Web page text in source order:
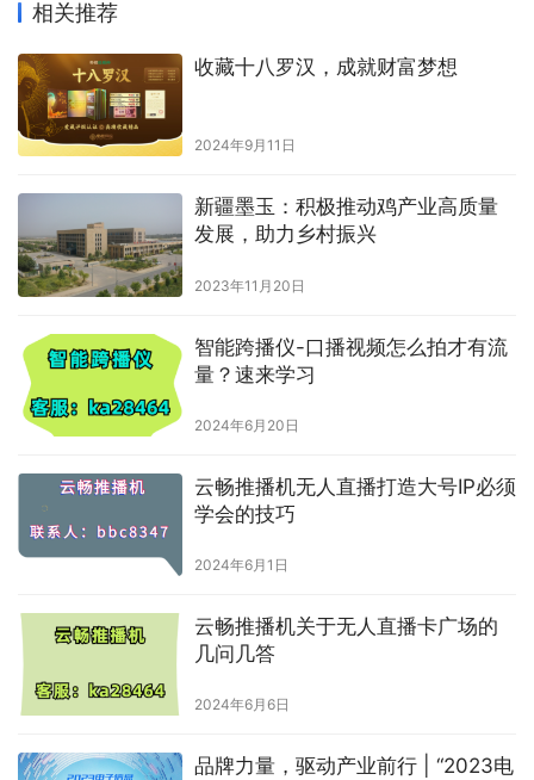
相关推荐
收藏十八罗汉，成就财富梦想
2024年9月11日
新疆墨玉：积极推动鸡产业高质量
发展，助力乡村振兴
2023年11月20日
智能跨播仪-口播视频怎么拍才有流
量？速来学习
2024年6月20日
云畅推播机无人直播打造大号IP必须
学会的技巧
2024年6月1日
云畅推播机关于无人直播卡广场的
几问几答
2024年6月6日
品牌力量，驱动产业前行 | “2023电